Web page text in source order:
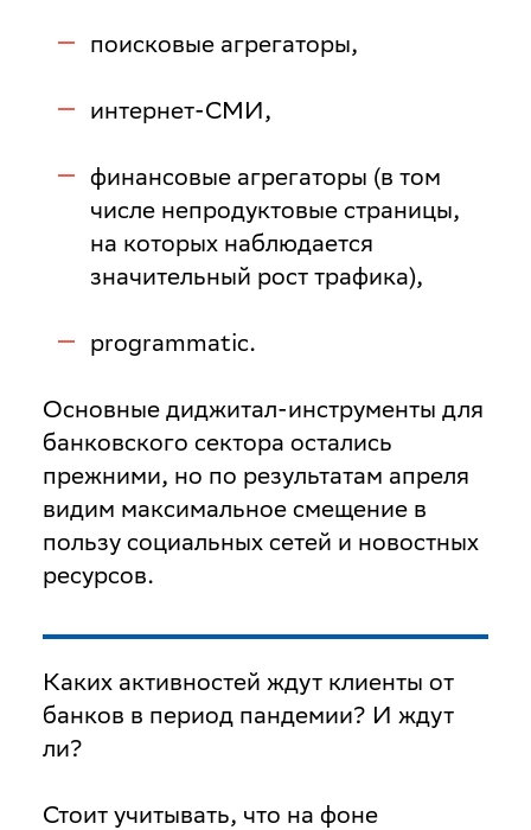
поисковые агрегаторы,
интернет-СМИ,
финансовые агрегаторы (в том
числе непродуктовые страницы,
на которых наблюдается
значительный рост трафика),
programmatic.
Основные диджитал-инструменты для
банковского сектора остались
прежними, но по результатам апреля
видим максимальное смещение в
пользу социальных сетей и новостных
ресурсов.
Каких активностей ждут клиенты от
банков в период пандемии? И ждут
ли?
Стоит учитывать, что на фоне